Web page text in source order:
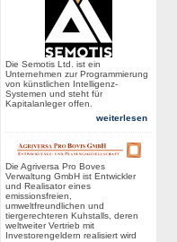
Die Semotis Ltd. ist ein
Unternehmen zur Programmierung
von künstlichen Intelligenz-
Systemen und steht für
Kapitalanleger offen.
weiterlesen
Die Agriversa Pro Boves
Verwaltung GmbH ist Entwickler
und Realisator eines
emissionsfreien,
umweltfreundlichen und
tiergerechteren Kuhstalls, deren
weltweiter Vertrieb mit
Investorengeldern realisiert wird